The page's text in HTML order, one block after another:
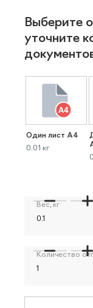
Выберите
уточните
Один лист А4
0.01 кг
Вес, кг
Количество